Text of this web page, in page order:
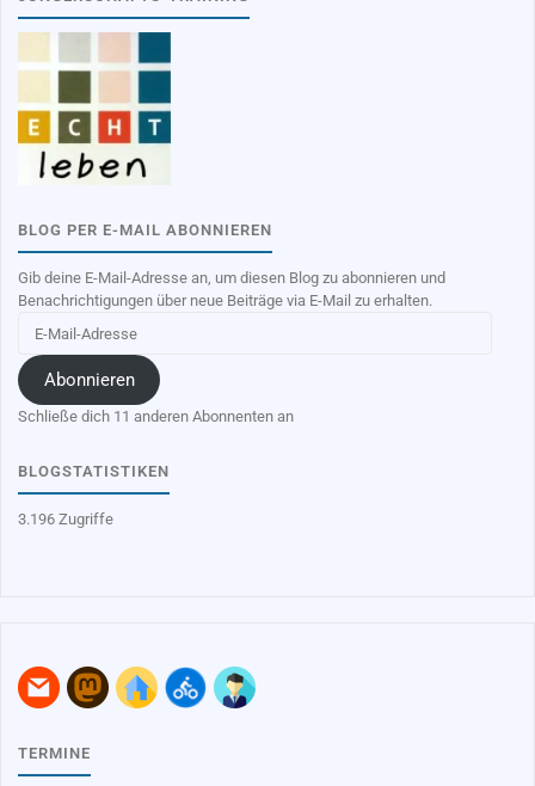
BLOG PER E-MAIL ABONNIEREN
Gib deine E-Mail-Adresse an, um diesen Blog zu abonnieren und
Benachrichtigungen über neue Beiträge via E-Mail zu erhalten.
Mail-
Adresse
Abonnieren
Schließe dich 11 anderen Abonnenten an
BLOGSTATISTIKEN
3.196 Zugriffe
TERMINE